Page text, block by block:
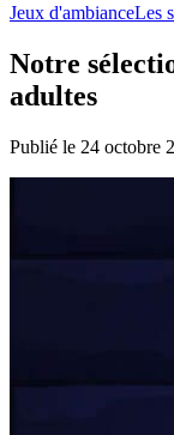
Jeux d'ambianceLes
Notre
adultes
Publié le 24 octobre